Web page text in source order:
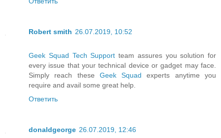
Robert smith 26.07.2019, 10:52
Geek Squad Tech Support team assures you solution for
every issue that your technical device or gadget may face.
Simply reach these Geek Squad experts anytime you
require and avail some great help.
Ответить
donaldgeorge 26.07.2019, 12:46